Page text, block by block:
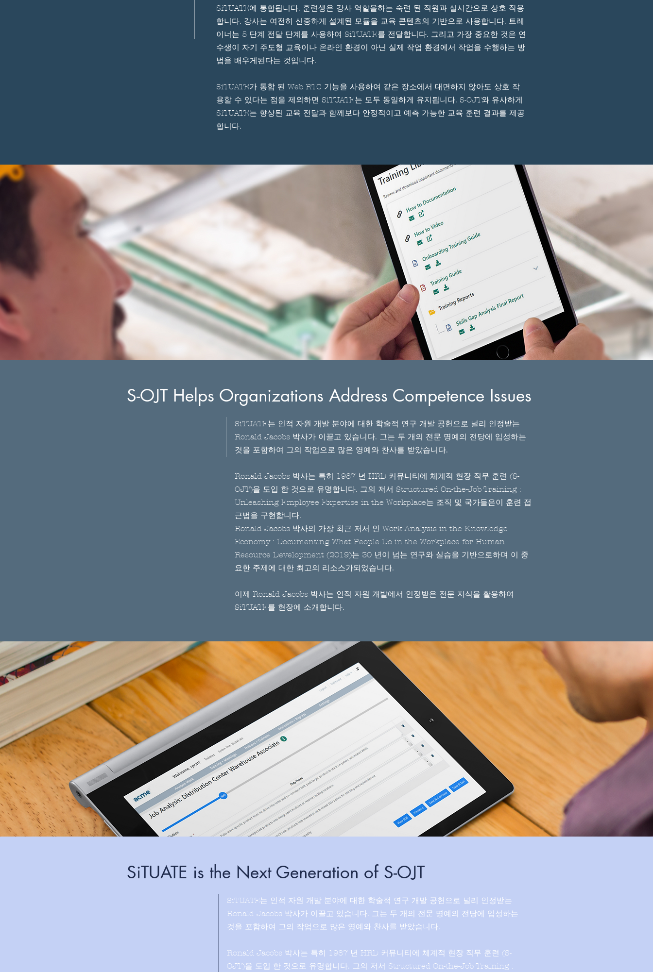
SiTUATE에 통합됩니다. 훈련생은 강사 역할을하는 숙련 된 직원과 실시간으로 상호 작용
합니다. 강사는 여전히 신중하게 설계된 모듈을 교육 콘텐츠의 기반으로 사용합니다. 트레
이너는 5 단계 전달 단계를 사용하여 SiTUATE를 전달합니다. 그리고 가장 중요한 것은 연
수생이 자기 주도형 교육이나 온라인 환경이 아닌 실제 작업 환경에서 작업을 수행하는 방
법을 배우게된다는 것입니다.
SiTUATE가 통합 된 Web RTC 기능을 사용하여 같은 장소에서 대면하지 않아도 상호 작
용할 수 있다는 점을 제외하면 SiTUATE는 모두 동일하게 유지됩니다. S-OJT와 유사하게
SiTUATE는 향상된 교육 전달과 함께보다 안정적이고 예측 가능한 교육 훈련 결과를 제공
합니다.
S-OJT Helps Organizations Address Competence Issues
SiTUATE는 인적 자원 개발 분야에 대한 학술적 연구 개발 공헌으로 널리 인정받는
Ronald Jacobs 박사가 이끌고 있습니다. 그는 두 개의 전문 명예의 전당에 입성하는
것을 포함하여 그의 작업으로 많은 영예와 찬사를 받았습니다.
Ronald Jacobs 박사는 특히 1987 년 HRD 커뮤니티에 체계적 현장 직무 훈련 (S-
OJT)을 도입 한 것으로 유명합니다. 그의 저서 Structured On-the-Job Training :
Unleashing Employee Expertise in the Workplace는 조직 및 국가들은이 훈련 접
근법을 구현합니다.
Ronald Jacobs 박사의 가장 최근 저서 인 Work Analysis in the Knowledge
Economy : Documenting What People Do in the Workplace for Human
Resource Development (2019)는 30 년이 넘는 연구와 실습을 기반으로하며 이 중
요한 주제에 대한 최고의 리소스가되었습니다.
이제 Ronald Jacobs 박사는 인적 자원 개발에서 인정받은 전문 지식을 활용하여
SiTUATE를 현장에 소개합니다.
SiTUATE is the Next Generation of S-OJT
SiTUATE는 인적 자원 개발 분야에 대한 학술적 연구 개발 공헌으로 널리 인정받는
Ronald Jacobs 박사가 이끌고 있습니다. 그는 두 개의 전문 명예의 전당에 입성하는
것을 포함하여 그의 작업으로 많은 영예와 찬사를 받았습니다.
Ronald Jacobs 박사는 특히 1987 년 HRD 커뮤니티에 체계적 현장 직무 훈련 (S-
OJT)을 도입 한 것으로 유명합니다. 그의 저서 Structured On-the-Job Training :